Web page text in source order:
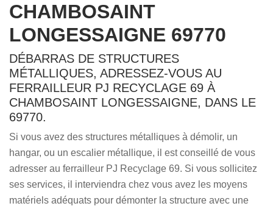
CHAMBOSAINT
LONGESSAIGNE 69770
DÉBARRAS DE STRUCTURES
MÉTALLIQUES, ADRESSEZ-VOUS AU
FERRAILLEUR PJ RECYCLAGE 69 À
CHAMBOSAINT LONGESSAIGNE, DANS LE
69770.
Si vous avez des structures métalliques à démolir, un
hangar, ou un escalier métallique, il est conseillé de vous
adresser au ferrailleur PJ Recyclage 69. Si vous sollicitez
ses services, il interviendra chez vous avez les moyens
matériels adéquats pour démonter la structure avec une